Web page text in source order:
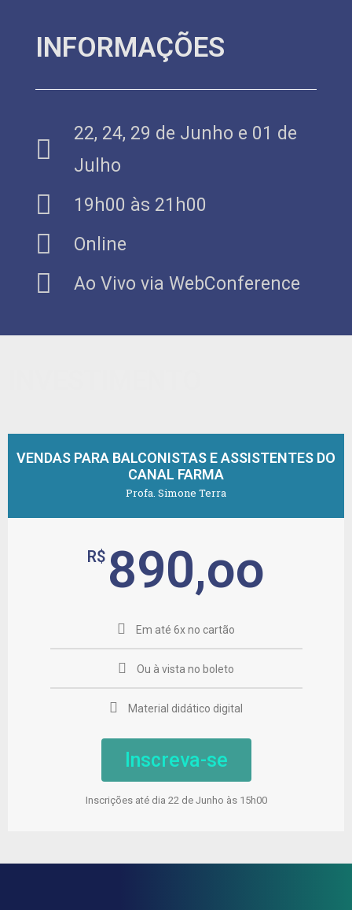
INFORMAÇÕES
22, 24, 29 de Junho e 01 de
Julho
19h00 às 21h00
Online
Ao Vivo via WebConference
VENDAS PARA BALCONISTAS E ASSISTENTES DO
CANAL FARMA
Profa. Simone Terra
R$ 890,oo
Em até 6x no cartão
Ou à vista no boleto
Material didático digital
Inscreva-se
Inscrições até dia 22 de Junho às 15h00